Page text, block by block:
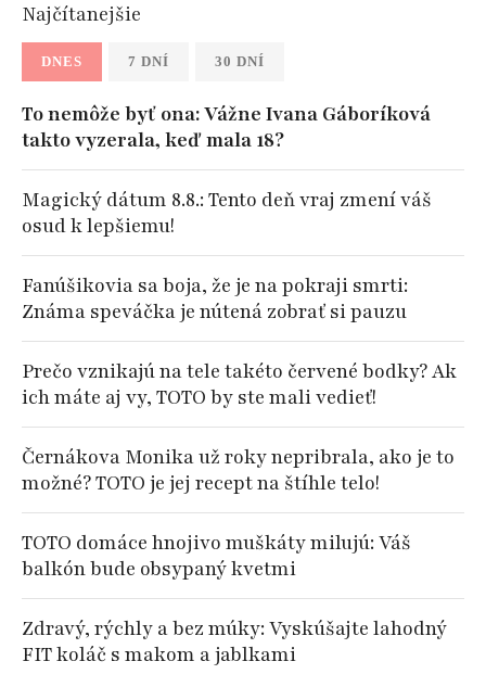
Najčítanejšie
DNES 7 DNÍ 30 DNÍ
To nemôže byť ona: Vážne Ivana Gáboríková
takto vyzerala, keď mala 18?
Magický dátum 8.8.: Tento deň vraj zmení váš
osud k lepšiemu!
Fanúšikovia sa boja, že je na pokraji smrti:
Známa speváčka je nútená zobrať si pauzu
Prečo vznikajú na tele takéto červené bodky? Ak
ich máte aj vy, TOTO by ste mali vedieť!
Černákova Monika už roky nepribrala, ako je to
možné? TOTO je jej recept na štíhle telo!
TOTO domáce hnojivo muškáty milujú: Váš
balkón bude obsypaný kvetmi
Zdravý, rýchly a bez múky: Vyskúšajte lahodný
FIT koláč s makom a jablkami